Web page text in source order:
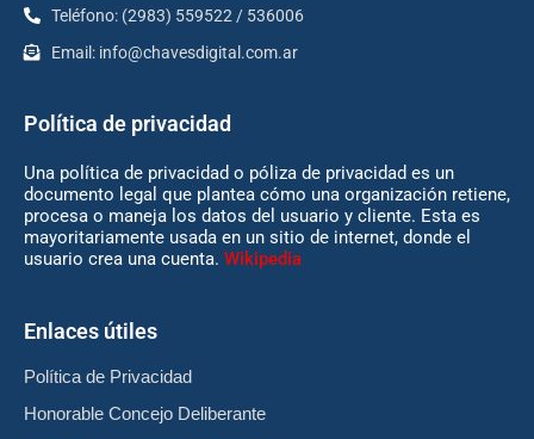
Teléfono: (2983) 559522 / 536006
Email: info@chavesdigital.com.ar
Política de privacidad
Una política de privacidad o póliza de privacidad es un
documento legal que plantea cómo una organización retiene,
procesa o maneja los datos del usuario y cliente. Esta es
mayoritariamente usada en un sitio de internet, donde el
usuario crea una cuenta. Wikipedia
Enlaces útiles
Política de Privacidad
Honorable Concejo Deliberante